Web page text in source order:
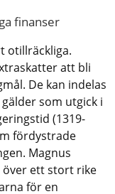
finanser
otillräckliga.
att bli
De kan indelas
som utgick i
(1319-
fördystrade
Magnus
över ett stort rike
för en